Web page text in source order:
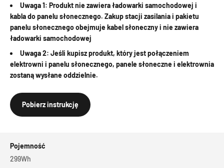
Uwaga 1: Produkt nie zawiera ładowarki samochodowej i
kabla do panelu słonecznego. Zakup stacji zasilania i pakietu
panelu słonecznego obejmuje kabel słoneczny i nie zawiera
ładowarki samochodowej
Uwaga 2: Jeśli kupisz produkt, który jest połączeniem
elektrowni i panelu słonecznego, panele słoneczne i elektrownia
zostaną wysłane oddzielnie.
Pobierz instrukcję
Pojemność
299Wh